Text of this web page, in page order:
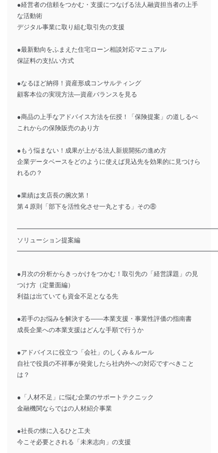
●経営者の信頼をつかむ・支援につなげる法人融資担当者の上手
な活動術
デジタル事業に取り組む取引先の支援
●最新動向をふまえた住宅ローン相談対応マニュアル
保証料の支払い方式
●なるほど納得！資産形成コンサルティング
顧客本位の実現方法―資産バランスを見る
●商品の上手なアドバイス方法を伝授！「保険提案」の道しるべ
これからの保険販売のあり方
●もう悩まない！成果が上がる法人新規開拓の進め方
企業データベースをどのように使えば見込先を効果的に見つけら
れるの？
●業績は支店長の腕次第！
第４原則「部下を活性化させ一丸とする」その⑧
ソリューション提案編
●月次の分析からきっかけをつかむ！取引先の「経営課題」の見
つけ方（定量面編）
利益は出ていても資金不足となる先
●若手のお悩みを解決する――本業支援・事業性評価の指南書
成長企業への本業支援はどんな手順で行うか
●アドバイスに役立つ「会社」のしくみ＆ルール
自社で役員の不祥事が発覚したら社内外への対応ですべきこと
は？
●「人材不足」に悩む企業のサポートテクニック
金融機関ならではの人材紹介事業
●社長の懐に入るひと工夫
今こそ必要とされる「未来志向」の支援